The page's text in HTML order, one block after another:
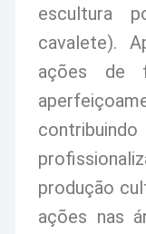
escultura
cavalete).
ações de
produção
ações nas